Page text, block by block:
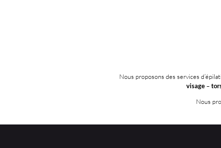
Nous proposons des services
visage –
Nous